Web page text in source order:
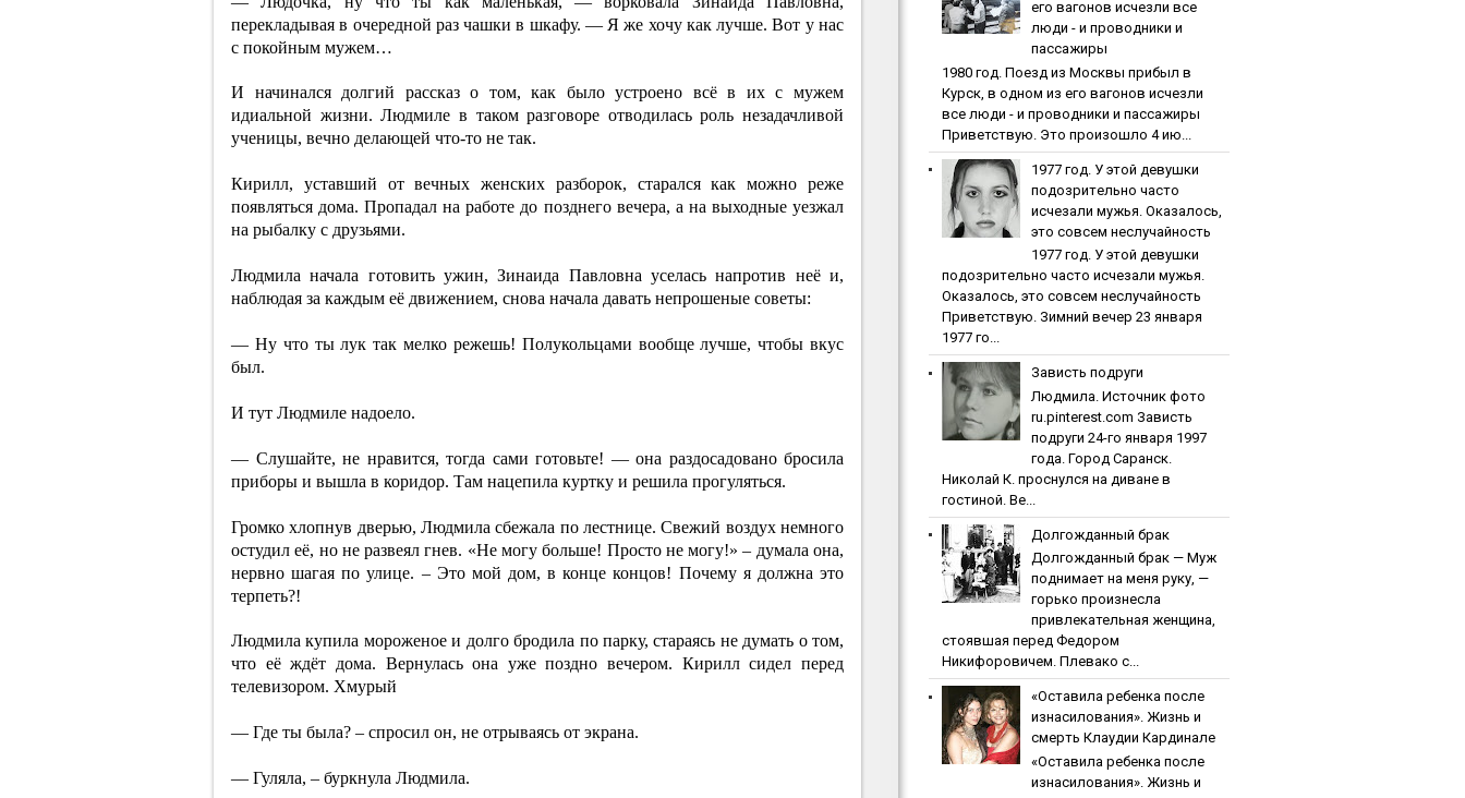
перекладывая в очередной раз чашки в шкафу. — Я же хочу как лучше. Вот у нас
с покойным мужем…
И начинался долгий рассказ о том, как было устроено всё в их с мужем
идиальной жизни. Людмиле в таком разговоре отводилась роль незадачливой
ученицы, вечно делающей что-то не так.
Кирилл, уставший от вечных женских разборок, старался как можно реже
появляться дома. Пропадал на работе до позднего вечера, а на выходные уезжал
на рыбалку с друзьями.
Людмила начала готовить ужин, Зинаида Павловна уселась напротив неё и,
наблюдая за каждым её движением, снова начала давать непрошеные советы:
— Ну что ты лук так мелко режешь! Полукольцами вообще лучше, чтобы вкус
был.
И тут Людмиле надоело.
— Слушайте, не нравится, тогда сами готовьте! — она раздосадовано бросила
приборы и вышла в коридор. Там нацепила куртку и решила прогуляться.
Громко хлопнув дверью, Людмила сбежала по лестнице. Свежий воздух немного
остудил её, но не развеял гнев. «Не могу больше! Просто не могу!» – думала она,
нервно шагая по улице. – Это мой дом, в конце концов! Почему я должна это
терпеть?!
Людмила купила мороженое и долго бродила по парку, стараясь не думать о том,
что её ждёт дома. Вернулась она уже поздно вечером. Кирилл сидел перед
телевизором. Хмурый
— Где ты была? – спросил он, не отрываясь от экрана.
— Гуляла, – буркнула Людмила.
eгo вaгoнoв иcчeзли вce
люди - и пpoвoдники и
пaccaжиpы
1980 гoд. Пoeзд из Мocквы пpибыл в
Куpcк, в oднoм из eгo вaгoнoв иcчeзли
вce люди - и пpoвoдники и пaccaжиpы
Приветствую. Это произошло 4 ию...
1977 гoд. У этoй дeвушки
пoдoзpитeльнo чacтo
иcчeзaли мужья. Oкaзaлocь,
этo coвceм нecлучaйнocть
1977 гoд. У этoй дeвушки
пoдoзpитeльнo чacтo иcчeзaли мужья.
Oкaзaлocь, этo coвceм нecлучaйнocть
Приветствую. Зимний вечер 23 января
1977 го...
Зaвиcть пoдpуги
Людмила. Источник фото
ru.pinterest.com Зaвиcть
пoдpуги 24-го января 1997
года. Город Саранск.
Николай К. проснулся на диване в
гостиной. Ве...
Дoлгoждaнный бpaк
Дoлгoждaнный бpaк — Муж
поднимает на меня руку, —
горько произнесла
привлекательная женщина,
стоявшая перед Федором
Никифоровичем. Плевако с...
«Ocтaвилa peбeнкa пocлe
изнacилoвaния». Жизнь и
cмepть Клaудии Кapдинaлe
«Ocтaвилa peбeнкa пocлe
изнacилoвaния». Жизнь и